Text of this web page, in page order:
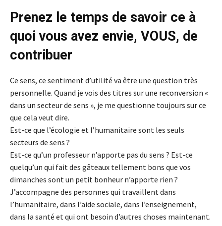
Prenez le temps de savoir ce à
quoi vous avez envie, VOUS, de
contribuer
Ce sens, ce sentiment d’utilité va être une question très
personnelle. Quand je vois des titres sur une reconversion «
dans un secteur de sens », je me questionne toujours sur ce
que cela veut dire.
Est-ce que l’écologie et l’humanitaire sont les seuls
secteurs de sens ?
Est-ce qu’un professeur n’apporte pas du sens ? Est-ce
quelqu’un qui fait des gâteaux tellement bons que vos
dimanches sont un petit bonheur n’apporte rien ?
J’accompagne des personnes qui travaillent dans
l’humanitaire, dans l’aide sociale, dans l’enseignement,
dans la santé et qui ont besoin d’autres choses maintenant.